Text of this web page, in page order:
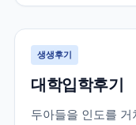
되길 바라는 마음
생생후기
대학입학후기
두아들을 인도를